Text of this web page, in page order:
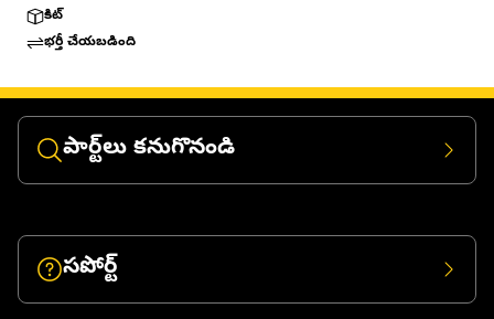
కిట్
భర్తీ చేయబడింది
పార్ట్‌లు కనుగొనండి
సపోర్ట్